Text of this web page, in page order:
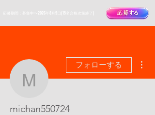
​応募期間：募集中〜2026年8月9日(15名合格次第終了)
michan550724
フォローする
michan550724